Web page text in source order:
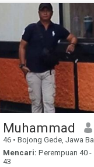
Muhammad
46 • Bojong Gede, Jawa Barat, Indonesia
Mencari: Perempuan 40 -
43